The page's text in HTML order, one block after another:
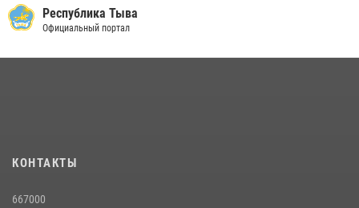
лучников в канун тувинского праздника животноводов
Наадым-2026
праздника Наадым-2026 в Туве
Республика Тыва
Официальный портал
КОНТАКТЫ
667000